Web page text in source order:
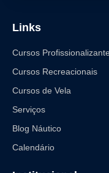
Links
Cursos
Cursos Recreacionais
Cursos de Vela
Serviços
Blog Náutico
Calendário